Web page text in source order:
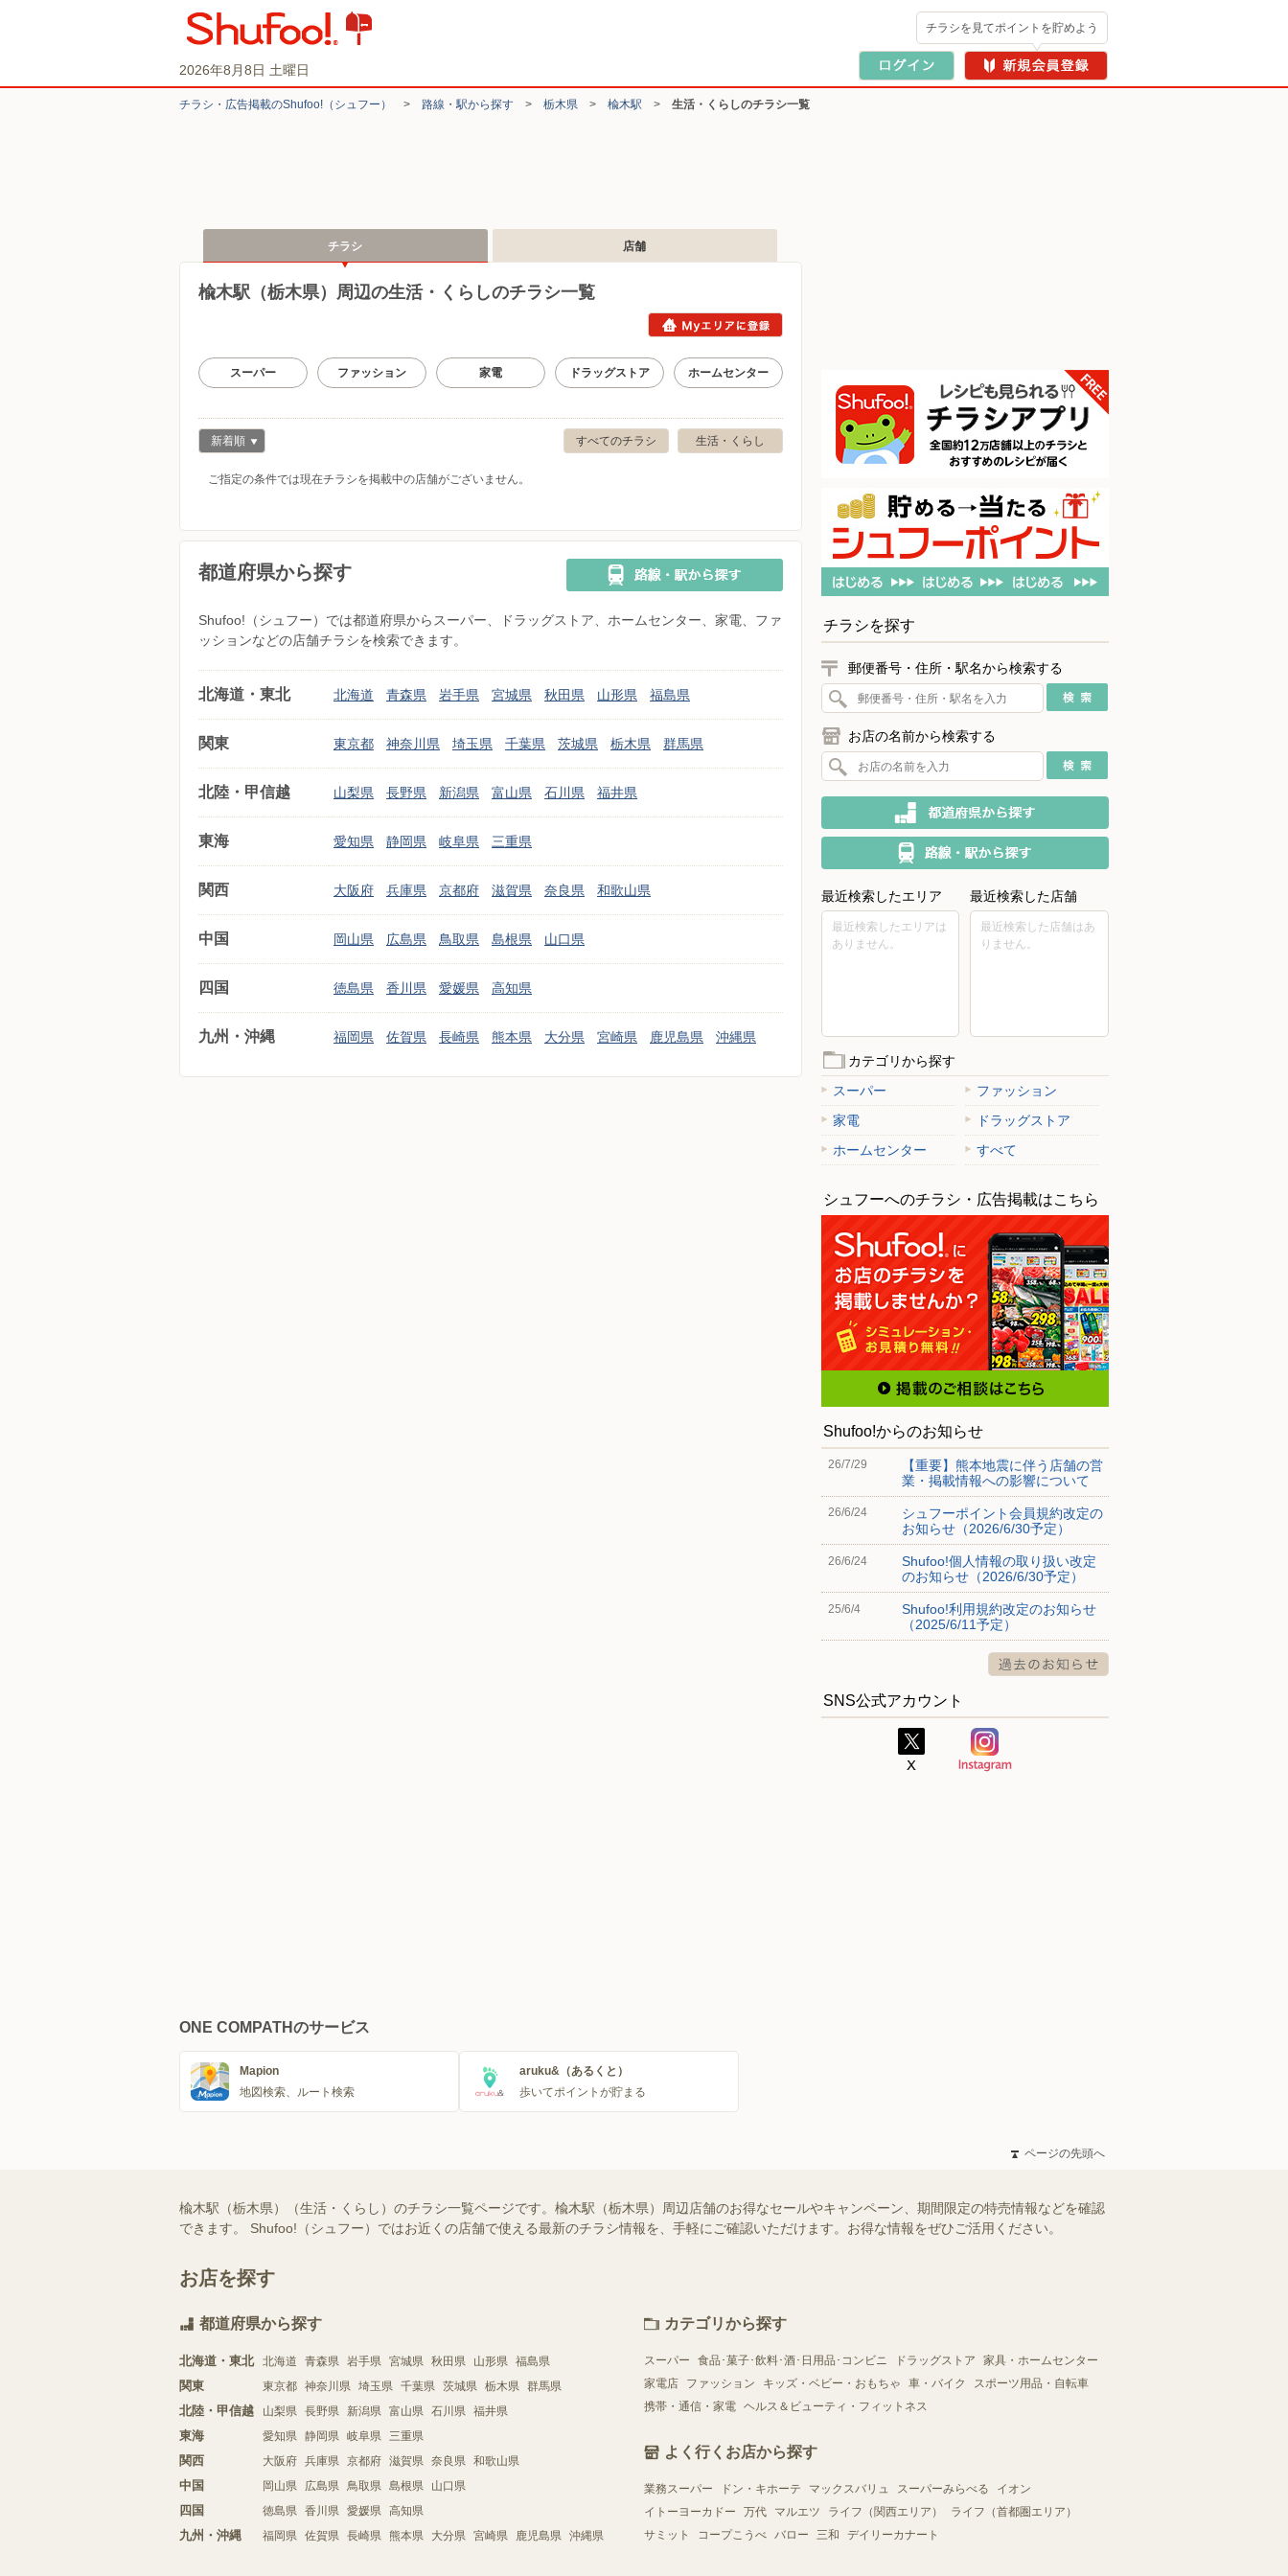
2026年8月8日 土曜日
チラシを見てポイントを貯めよう
チラシ・​広告掲載の​Shufoo!​（シュフー） > 路線・駅から探す > 栃木県 > 楡木駅 > 生活・くらしのチラシ一覧
チラシ 店舗
楡木駅（栃木県）周辺の生活・くらしのチラシ一覧
スーパー ファッション 家電 ドラッグストア ホームセンター
生活・くらし
すべてのチラシ
新着順
ご指定の条件では現在チラシを掲載中の店舗がございません。
都道府県から探す
Shufoo!（シュフー）では都道府県からスーパー、ドラッグストア、ホームセンター、家電、ファ
ッションなどの店舗チラシを検索できます。
北海道・東北 北海道 青森県 岩手県 宮城県 秋田県 山形県 福島県
関東 東京都 神奈川県 埼玉県 千葉県 茨城県 栃木県 群馬県
北陸・甲信越 山梨県 長野県 新潟県 富山県 石川県 福井県
東海 愛知県 静岡県 岐阜県 三重県
関西 大阪府 兵庫県 京都府 滋賀県 奈良県 和歌山県
中国 岡山県 広島県 鳥取県 島根県 山口県
四国 徳島県 香川県 愛媛県 高知県
九州・沖縄 福岡県 佐賀県 長崎県 熊本県 大分県 宮崎県 鹿児島県 沖縄県
チラシを探す
郵便番号・住所・駅名から検索する
お店の名前から検索する
最近検索したエリア
最近検索したエリアは
ありません。
最近検索した店舗
最近検索した店舗はあ
りません。
カテゴリから探す
スーパー
ファッション
家電
ドラッグストア
ホームセンター
すべて
シュフーへのチラシ・広告掲載はこちら
Shufoo!からのお知らせ
26/7/29
【重要】熊本地震に伴う店舗の営
業・掲載情報への影響について
26/6/24
シュフーポイント会員規約改定の
お知らせ（2026/6/30予定）
26/6/24
Shufoo!個人情報の取り扱い改定
のお知らせ（2026/6/30予定）
25/6/4
Shufoo!利用規約改定のお知らせ
（2025/6/11予定）
SNS公式アカウント
ONE COMPATHのサービス
Mapion
地図検索、ルート検索
aruku&（あるくと）
歩いてポイントが貯まる
ページの先頭へ
楡木駅（栃木県）（生活・くらし）のチラシ一覧ページです。楡木駅（栃木県）周辺店舗のお得なセールやキャンペーン、期間限定の特売情報などを確認
できます。 Shufoo!（シュフー）ではお近くの店舗で使える最新のチラシ情報を、手軽にご確認いただけます。お得な情報をぜひご活用ください。
お店を探す
都道府県から探す
北海道・東北 北海道 青森県 岩手県 宮城県 秋田県 山形県 福島県
関東 東京都 神奈川県 埼玉県 千葉県 茨城県 栃木県 群馬県
北陸・甲信越 山梨県 長野県 新潟県 富山県 石川県 福井県
東海 愛知県 静岡県 岐阜県 三重県
関西 大阪府 兵庫県 京都府 滋賀県 奈良県 和歌山県
中国 岡山県 広島県 鳥取県 島根県 山口県
四国 徳島県 香川県 愛媛県 高知県
九州・沖縄 福岡県 佐賀県 長崎県 熊本県 大分県 宮崎県 鹿児島県 沖縄県
カテゴリから探す
スーパー 食品･菓子･飲料･酒･日用品･コンビニ ドラッグストア
家具・ホームセンター
家電店
ファッション キッズ・ベビー・おもちゃ 車・バイク
スポーツ用品・自転車
携帯・通信・家電 ヘルス＆ビューティ・フィットネス
よく行くお店から探す
業務スーパー ドン・キホーテ マックスバリュ スーパーみらべる
イオン
イトーヨーカドー
万代 マルエツ ライフ（関西エリア）
ライフ（首都圏エリア）
サミット
コープこうべ バロー 三和 デイリーカナート